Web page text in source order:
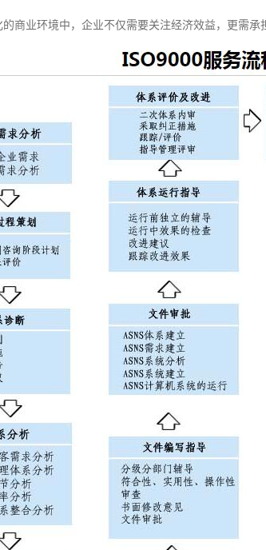
商业环境中，企业不仅需要关注经济效益，更需承